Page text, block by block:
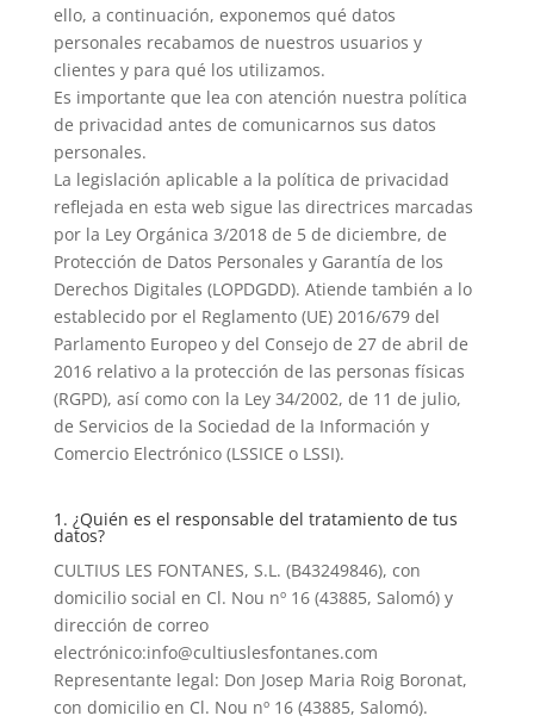
ello, a continuación, exponemos qué datos
personales recabamos de nuestros usuarios y
clientes y para qué los utilizamos.
Es importante que lea con atención nuestra política
de privacidad antes de comunicarnos sus datos
personales.
La legislación aplicable a la política de privacidad
reflejada en esta web sigue las directrices marcadas
por la Ley Orgánica 3/2018 de 5 de diciembre, de
Protección de Datos Personales y Garantía de los
Derechos Digitales (LOPDGDD). Atiende también a lo
establecido por el Reglamento (UE) 2016/679 del
Parlamento Europeo y del Consejo de 27 de abril de
2016 relativo a la protección de las personas físicas
(RGPD), así como con la Ley 34/2002, de 11 de julio,
de Servicios de la Sociedad de la Información y
Comercio Electrónico (LSSICE o LSSI).
1. ¿Quién es el responsable del tratamiento de tus
datos?
CULTIUS LES FONTANES, S.L. (B43249846), con
domicilio social en Cl. Nou nº 16 (43885, Salomó) y
dirección de correo
electrónico:info@cultiuslesfontanes.com
Representante legal: Don Josep Maria Roig Boronat,
con domicilio en Cl. Nou nº 16 (43885, Salomó).